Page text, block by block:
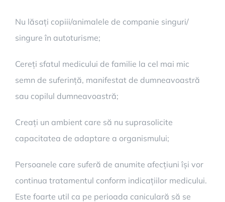
Nu lăsați copiii/animalele de companie singuri/
singure în autoturisme;
Cereți sfatul medicului de familie la cel mai mic
semn de suferință, manifestat de dumneavoastră
sau copilul dumneavoastră;
Creați un ambient care să nu suprasolicite
capacitatea de adaptare a organismului;
Persoanele care suferă de anumite afecțiuni își vor
continua tratamentul conform indicațiilor medicului.
Este foarte util ca pe perioada caniculară să se